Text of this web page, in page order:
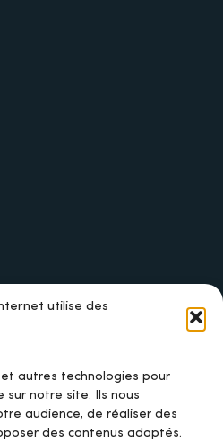
utilise des
et autres technologies pour
sur notre site. Ils nous
audience, de réaliser des
des contenus adaptés.
Ulule